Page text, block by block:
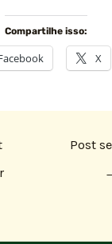
Compartilhe isso:
X
Post